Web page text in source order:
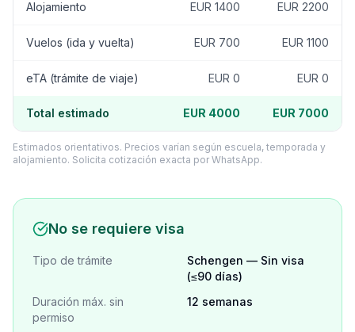
Alojamiento EUR 1400 EUR 2200
Vuelos (ida y vuelta) EUR 700 EUR 1100
eTA (trámite de viaje) EUR 0 EUR 0
Total estimado EUR 4000 EUR 7000
Estimados orientativos. Precios varían según escuela, temporada y
alojamiento. Solicita cotización exacta por WhatsApp.
No se requiere visa
Tipo de trámite
Schengen — Sin visa
(≤90 días)
Duración máx. sin
permiso
12 semanas